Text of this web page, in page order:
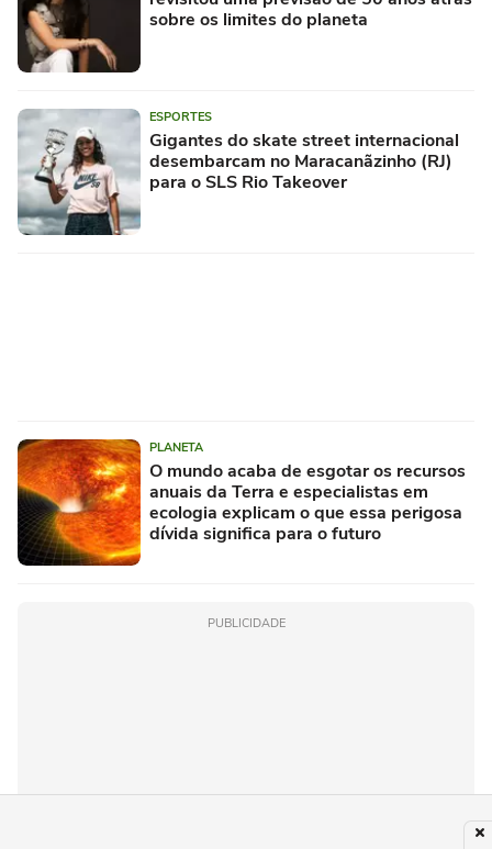
sobre os limites do planeta
ESPORTES
Gigantes do skate street internacional
desembarcam no Maracanãzinho (RJ)
para o SLS Rio Takeover
PLANETA
O mundo acaba de esgotar os recursos
anuais da Terra e especialistas em
ecologia explicam o que essa perigosa
dívida significa para o futuro
PUBLICIDADE